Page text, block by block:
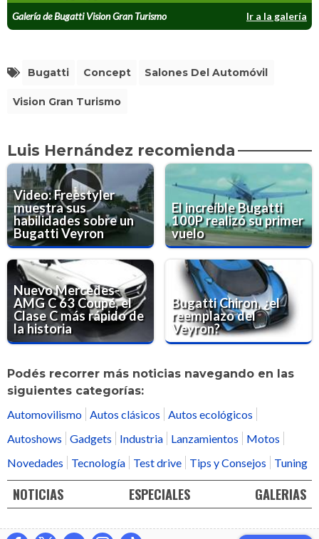
Galería de Bugatti Vision Gran Turismo Ir a la galería
Bugatti Concept Salones Del Automóvil
Vision Gran Turismo
Luis Hernández recomienda
Video: Freestyler
muestra sus
habilidades sobre un
Bugatti Veyron
El increíble Bugatti
100P realizó su primer
vuelo
Nuevo Mercedes-
AMG C 63 Coupé, el
Clase C más rápido de
la historia
Bugatti Chiron, ¿el
reemplazo del
Veyron?
Podés recorrer más noticias navegando en las
siguientes categorías:
Automovilismo
Autos clásicos
Autos ecológicos
Autoshows
Gadgets Industria Lanzamientos
Motos
Novedades
Tecnología Test drive Tips y Consejos Tuning
NOTICIAS ESPECIALES GALERIAS